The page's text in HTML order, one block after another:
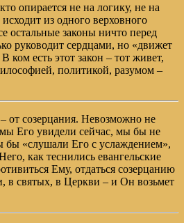
опирается не на логику, не на
из одного верховного
остальные законы ничто перед
руководит сердцами, но «движет
ком есть этот закон – тот живет,
политикой, разумом –
от созерцания. Невозможно не
Его увидели сейчас, мы бы не
бы «слушали Его с услаждением»,
как теснились евангельские
Ему, отдаться созерцанию
в святых, в Церкви – и Он возьмет